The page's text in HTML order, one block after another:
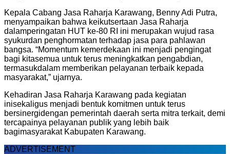
Kepala Cabang Jasa Raharja Karawang, Benny Adi Putra,
menyampaikan bahwa keikutsertaan Jasa Raharja
dalamperingatan HUT ke-80 RI ini merupakan wujud rasa
syukurdan penghormatan terhadap jasa para pahlawan
bangsa. “Momentum kemerdekaan ini menjadi pengingat
bagi kitasemua untuk terus meningkatkan pengabdian,
termasukdalam memberikan pelayanan terbaik kepada
masyarakat,” ujarnya.
Kehadiran Jasa Raharja Karawang pada kegiatan
inisekaligus menjadi bentuk komitmen untuk terus
bersinergidengan pemerintah daerah serta mitra terkait, demi
tercapainya pelayanan publik yang lebih baik
bagimasyarakat Kabupaten Karawang.
ADVERTISEMENT